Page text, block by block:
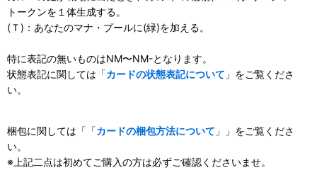
トークンを１体生成する。
(Ｔ)：あなたのマナ・プールに(緑)を加える。
特に表記の無いものはNM〜NM-となります。
状態表記に関しては「カードの状態表記について 」をご覧くださ
い。
梱包に関しては「「カードの梱包方法について 」」をご覧くださ
い。
※上記二点は初めてご購入の方は必ずご確認くださいませ。